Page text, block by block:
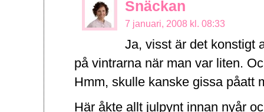
Snäckan
7 januari, 2008 kl. 08:33
Ja, visst är det konstigt
på vintrarna när man var liten.
Hmm, skulle kanske gissa påatt
Här åkte allt julpynt innan nyår